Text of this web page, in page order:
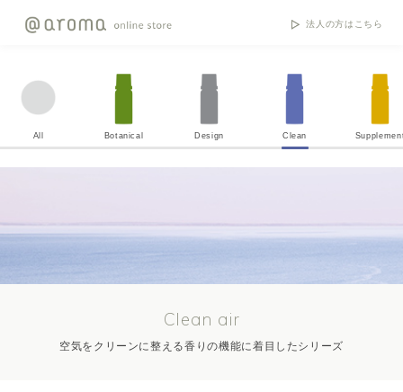
法人の方はこちら
All Botanical Design Clean
Clean air
空気をクリーンに整える香りの機能に着目したシリーズ